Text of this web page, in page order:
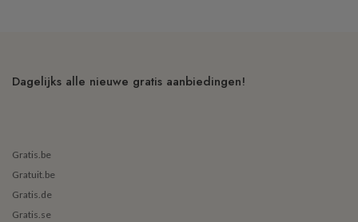
Dagelijks alle nieuwe gratis aanbiedingen!
Gratis.be
Gratuit.be
Gratis.de
Gratis.se